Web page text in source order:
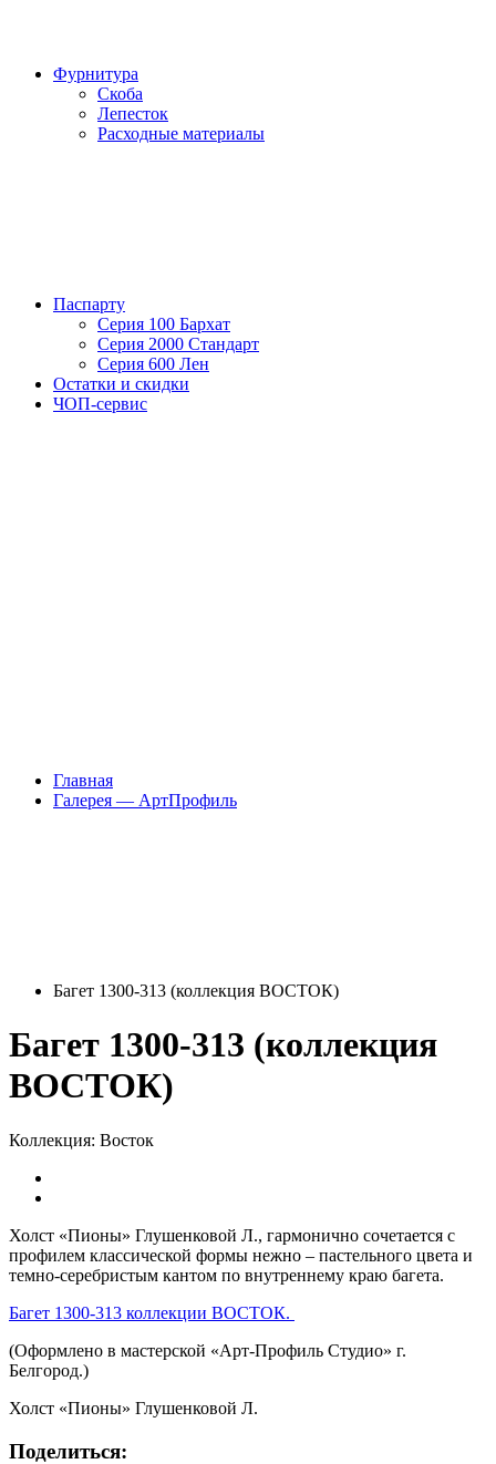
Фурнитура
Скоба
Лепесток
Расходные материалы
Паспарту
Серия 100 Бархат
Серия 2000 Стандарт
Серия 600 Лен
Остатки и скидки
ЧОП-сервис
Главная
Галерея — АртПрофиль
Багет 1300-313 (коллекция ВОСТОК)
Багет 1300-313 (коллекция
ВОСТОК)
Коллекция: Восток
Холст «Пионы» Глушенковой Л., гармонично сочетается с
профилем классической формы нежно – пастельного цвета и
темно-серебристым кантом по внутреннему краю багета.
Багет 1300-313 коллекции ВОСТОК.
(Оформлено в мастерской «Арт-Профиль Студио» г.
Белгород.)
Холст «Пионы» Глушенковой Л.
Поделиться: